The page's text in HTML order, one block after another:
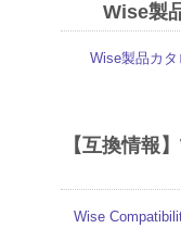
Wise製
Wise製品カタ
【互換情報
Wise